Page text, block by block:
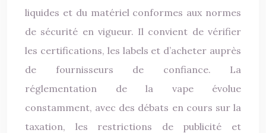
liquides et du matériel conformes aux normes
de sécurité en vigueur. Il convient de vérifier
les certifications, les labels et d’acheter auprès
de fournisseurs de confiance. La
réglementation de la vape évolue
constamment, avec des débats en cours sur la
taxation, les restrictions de publicité et